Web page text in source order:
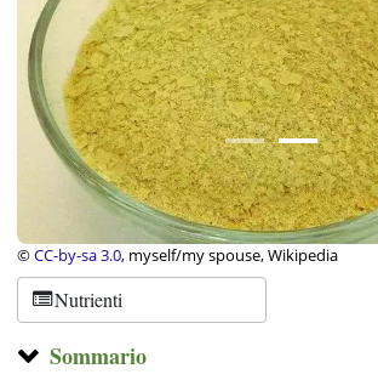
©CC-by-sa 3.0, myself/my spouse, Wikipedia
Nutrienti
Sommario